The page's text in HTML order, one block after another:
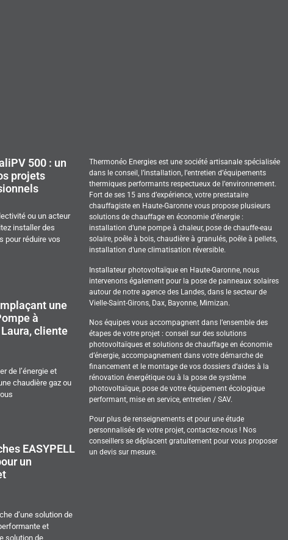
500 : un
projets
ou un acteur
installer des
pour réduire vos
une
à
cliente
de l’énergie et
chaudière gaz ou
EASYPELL
un
d’une solution de
et
solution de
Thermonéo Energies est une société artisanale spécialisée
dans le conseil, l’installation, l’entretien d’équipements
thermiques performants respectueux de l’environnement.
Fort de ses 15 ans d’expérience, votre prestataire
chauffagiste en Haute-Garonne vous propose plusieurs
solutions de chauffage en économie d’énergie :
installation d’une pompe à chaleur, pose de chauffe-eau
solaire, poêle à bois, chaudière à granulés, poêle à pellets,
installation d’une climatisation réversible.
Installateur photovoltaïque en Haute-Garonne, nous
intervenons également pour la pose de panneaux solaires
autour de notre agence des Landes, dans le secteur de
Vielle-Saint-Girons, Dax, Bayonne, Mimizan.
Nos équipes vous accompagnent dans l’ensemble des
étapes de votre projet : conseil sur des solutions
photovoltaïques et solutions de chauffage en économie
d’énergie, accompagnement dans votre démarche de
financement et le montage de vos dossiers d’aides à la
rénovation énergétique ou à la pose de système
photovoltaïque, pose de votre équipement écologique
performant, mise en service, entretien / SAV.
Pour plus de renseignements et pour une étude
personnalisée de votre projet, contactez-nous ! Nos
conseillers se déplacent gratuitement pour vous proposer
un devis sur mesure.